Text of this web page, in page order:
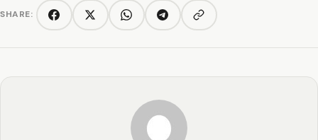
SHARE: FacebookTwitter/XWhatsAppTelegramCopy link